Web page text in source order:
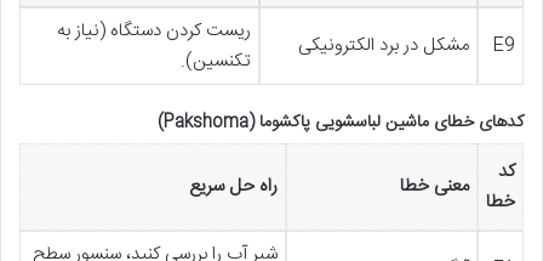
E9 مشکل در برد الکترونیکی
ریست کردن دستگاه (نیاز به
تکنسین).
کدهای خطای ماشین لباسشویی پاکشوما (Pakshoma)
کد
خطا
معنی خطا راه حل سریع
شیر آب را بررسی کنید، سنسور سطح